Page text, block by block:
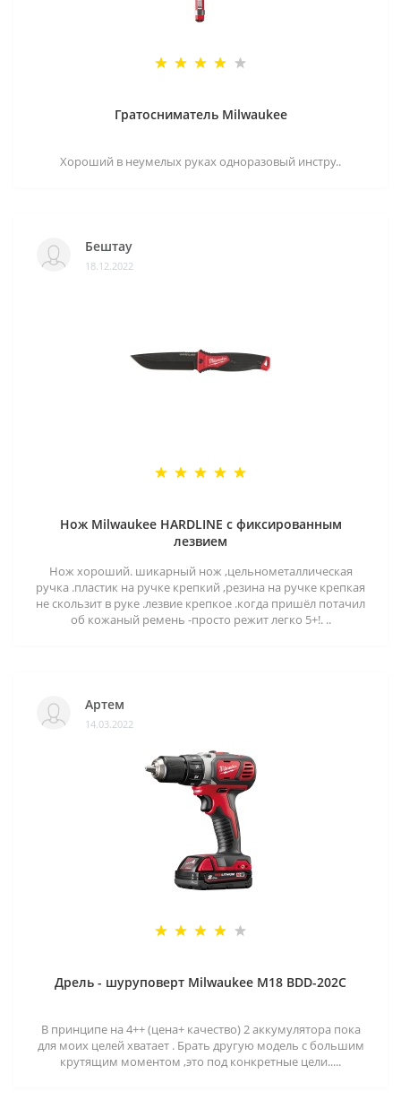
Гратосниматель Milwaukee
Хороший в неумелых руках одноразовый инстру..
Бештау
18.12.2022
Нож Milwaukee HARDLINE с фиксированным
лезвием
Нож хороший. шикарный нож ,цельнометаллическая
ручка .пластик на ручке крепкий ,резина на ручке крепкая
не скользит в руке .лезвие крепкое .когда пришёл потачил
об кожаный ремень -просто режит легко 5+!. ..
Артем
14.03.2022
Дрель - шуруповерт Milwaukee M18 BDD-202C
В принципе на 4++ (цена+ качество) 2 аккумулятора пока
для моих целей хватает . Брать другую модель с большим
крутящим моментом ,это под конкретные цели.....